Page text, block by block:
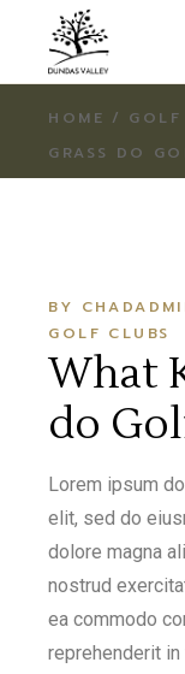
HOME GOLF
GRASS DO
BY
GOLF CLUBS
What
do
Lorem ipsum
elit, sed do
dolore magna
nostrud
ea commodo
reprehenderit